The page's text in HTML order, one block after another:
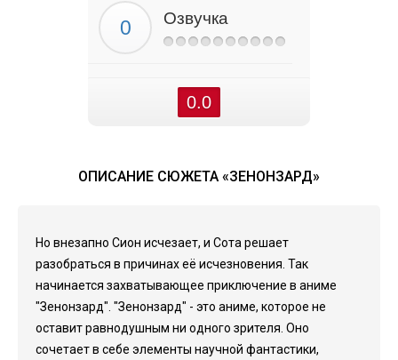
Озвучка
0.0
ОПИСАНИЕ СЮЖЕТА «ЗЕНОНЗАРД»
Но внезапно Сион исчезает, и Сота решает
разобраться в причинах её исчезновения. Так
начинается захватывающее приключение в аниме
"Зенонзард". "Зенонзард" - это аниме, которое не
оставит равнодушным ни одного зрителя. Оно
сочетает в себе элементы научной фантастики,